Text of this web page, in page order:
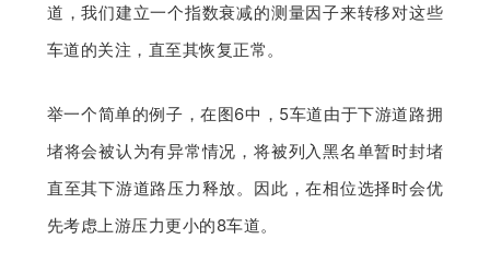
道，我们建立一个指数衰减的测量因子来转移对这些
车道的关注，直至其恢复正常。
举一个简单的例子，在图6中，5车道由于下游道路拥
堵将会被认为有异常情况，将被列入黑名单暂时封堵
直至其下游道路压力释放。因此，在相位选择时会优
先考虑上游压力更小的8车道。